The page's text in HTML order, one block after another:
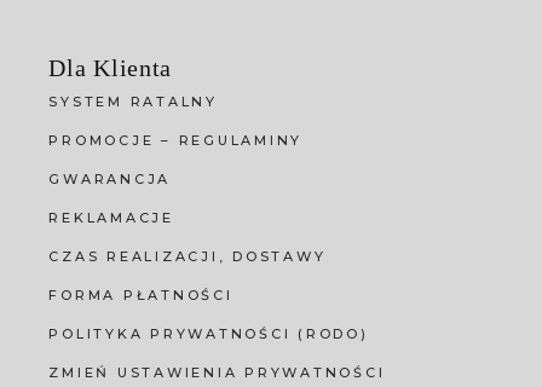
Dla Klienta
SYSTEM RATALNY
PROMOCJE – REGULAMINY
GWARANCJA
REKLAMACJE
CZAS REALIZACJI, DOSTAWY
FORMA PŁATNOŚCI
POLITYKA PRYWATNOŚCI (RODO)
ZMIEŃ USTAWIENIA PRYWATNOŚCI